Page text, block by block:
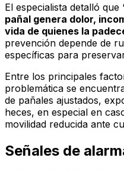
El especialista detalló que
pañal genera dolor,
vida de quienes la
prevención depende de
específicas para
Entre los principales
problemática se
de pañales ajustados,
heces, en especial en
movilidad reducida ante
Señales de